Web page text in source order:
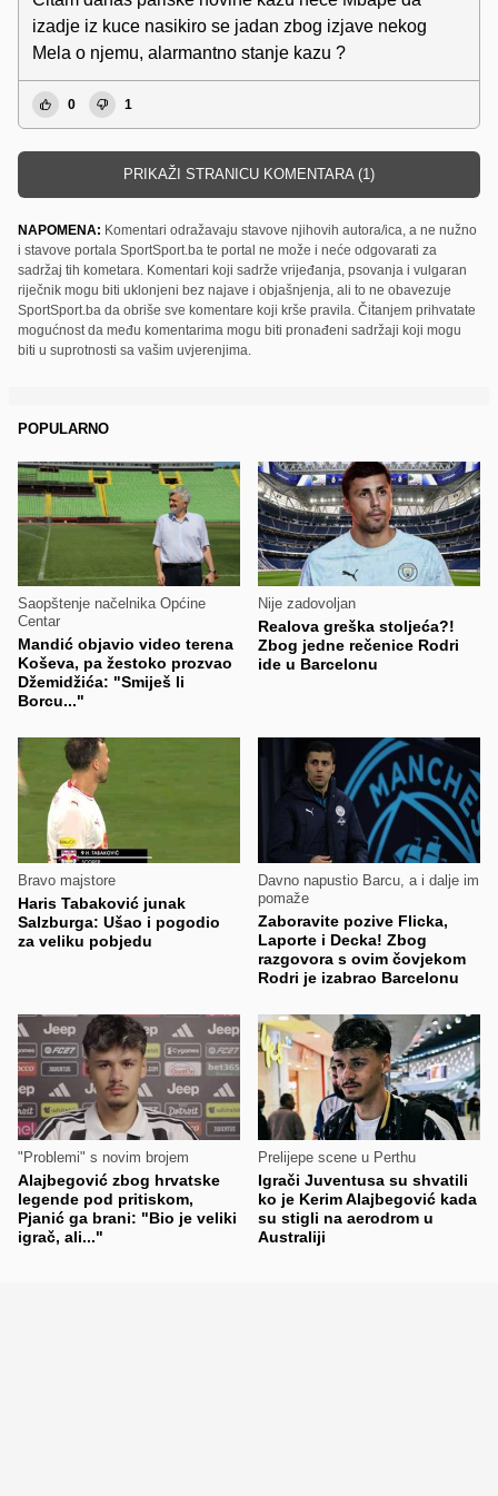
izadje iz kuce nasikiro se jadan zbog izjave nekog
Mela o njemu, alarmantno stanje kazu ?
0 1
PRIKAŽI STRANICU KOMENTARA (1)
NAPOMENA: Komentari odražavaju stavove njihovih autora/ica, a ne nužno
i stavove portala SportSport.ba te portal ne može i neće odgovarati za
sadržaj tih kometara. Komentari koji sadrže vrijeđanja, psovanja i vulgaran
riječnik mogu biti uklonjeni bez najave i objašnjenja, ali to ne obavezuje
SportSport.ba da obriše sve komentare koji krše pravila. Čitanjem prihvatate
mogućnost da među komentarima mogu biti pronađeni sadržaji koji mogu
biti u suprotnosti sa vašim uvjerenjima.
POPULARNO
Saopštenje načelnika Općine
Centar
Mandić objavio video terena
Koševa, pa žestoko prozvao
Džemidžića: "Smiješ li
Borcu..."
Nije zadovoljan
Realova greška stoljeća?!
Zbog jedne rečenice Rodri
ide u Barcelonu
Bravo majstore
Haris Tabaković junak
Salzburga: Ušao i pogodio
za veliku pobjedu
Davno napustio Barcu, a i dalje im
pomaže
Zaboravite pozive Flicka,
Laporte i Decka! Zbog
razgovora s ovim čovjekom
Rodri je izabrao Barcelonu
"Problemi" s novim brojem
Alajbegović zbog hrvatske
legende pod pritiskom,
Pjanić ga brani: "Bio je veliki
igrač, ali..."
Prelijepe scene u Perthu
Igrači Juventusa su shvatili
ko je Kerim Alajbegović kada
su stigli na aerodrom u
Australiji